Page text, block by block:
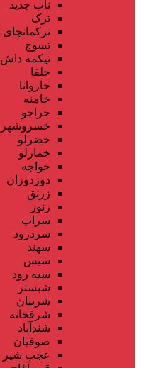
ناب جدید
ترک
ترکمانچای
تسوج
تیکمه داش
جلفا
خاروانا
خامنه
خراجو
خسروشهر
خضرلو
خمارلو
خواجه
دوزدوزان
زرنق
زنوز
سراب
سردرود
سهند
سیس
سیه رود
شبستر
شربیان
شرفخانه
شندآباد
صوفیان
عجب شیر